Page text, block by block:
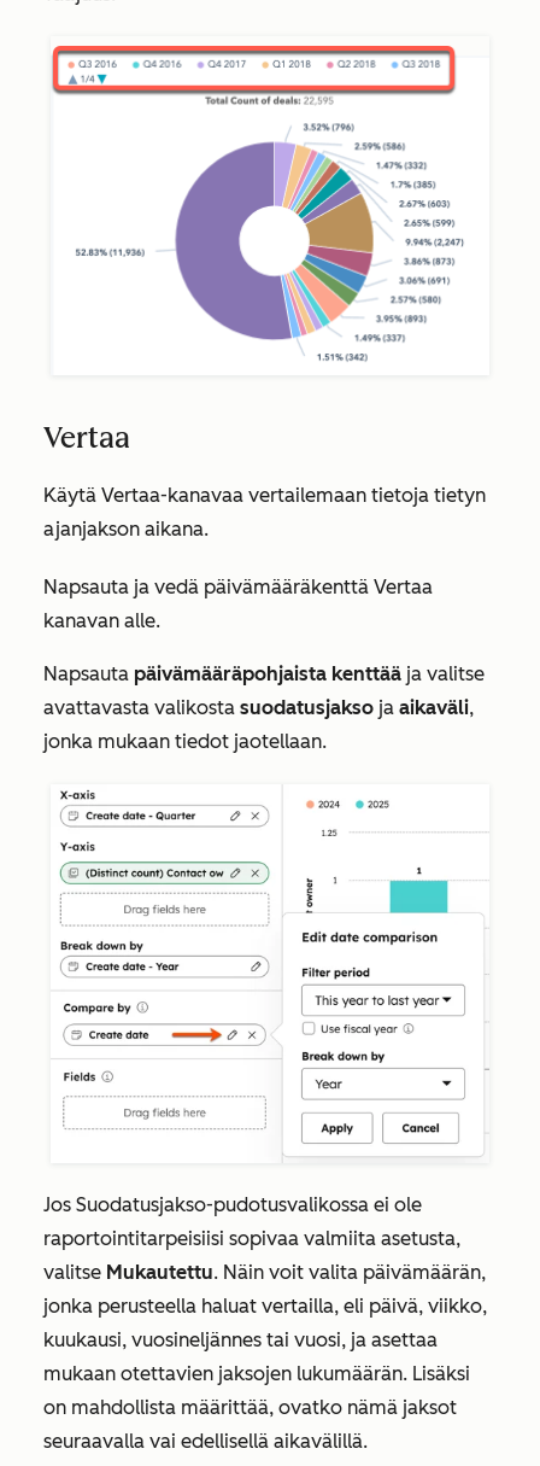
Vertaa
Käytä Vertaa-kanavaa vertailemaan tietoja tietyn
ajanjakson aikana.
Napsauta ja vedä päivämääräkenttä Vertaa
kanavan alle.
Napsauta päivämääräpohjaista kenttää ja valitse
avattavasta valikosta suodatusjakso ja aikaväli,
jonka mukaan tiedot jaotellaan.
Jos Suodatusjakso-pudotusvalikossa ei ole
raportointitarpeisiisi sopivaa valmiita asetusta,
valitse Mukautettu. Näin voit valita päivämäärän,
jonka perusteella haluat vertailla, eli päivä, viikko,
kuukausi, vuosineljännes tai vuosi, ja asettaa
mukaan otettavien jaksojen lukumäärän. Lisäksi
on mahdollista määrittää, ovatko nämä jaksot
seuraavalla vai edellisellä aikavälillä.